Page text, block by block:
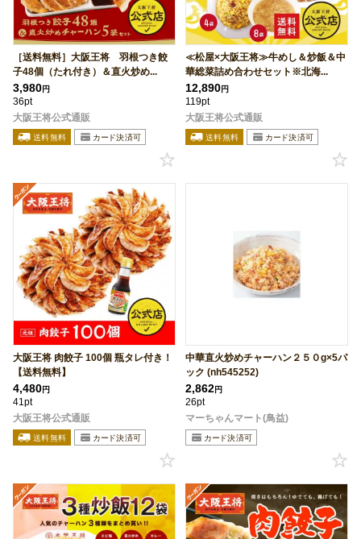
［送料無料］大阪王将 羽根つき餃
子48個（たれ付き）＆直火炒め...
3,980円
36pt
大阪王将公式通販
≪松屋×大阪王将≫牛めし＆炒飯＆中
華総菜詰め合わせセット※北海...
12,890円
119pt
大阪王将公式通販
大阪王将 肉餃子 100個 瓶タレ付き！
【送料無料】
4,480円
41pt
大阪王将公式通販
中華直火炒めチャーハン２５０g×5パ
ック (nh545252)
2,862円
26pt
マーちゃんマート(鳥益)